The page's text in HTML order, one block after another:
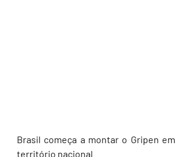
Brasil começa a montar o Gripen em
território nacional